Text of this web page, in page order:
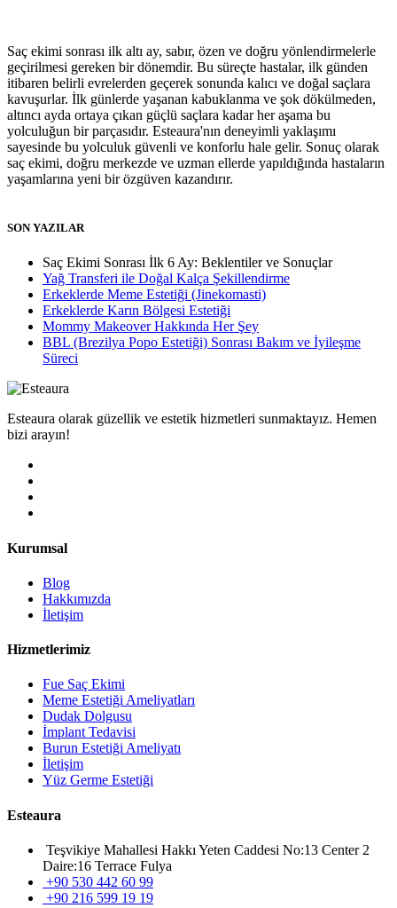
Saç ekimi sonrası ilk altı ay, sabır, özen ve doğru yönlendirmelerle
geçirilmesi gereken bir dönemdir. Bu süreçte hastalar, ilk günden
itibaren belirli evrelerden geçerek sonunda kalıcı ve doğal saçlara
kavuşurlar. İlk günlerde yaşanan kabuklanma ve şok dökülmeden,
altıncı ayda ortaya çıkan güçlü saçlara kadar her aşama bu
yolculuğun bir parçasıdır. Esteaura'nın deneyimli yaklaşımı
sayesinde bu yolculuk güvenli ve konforlu hale gelir. Sonuç olarak
saç ekimi, doğru merkezde ve uzman ellerde yapıldığında hastaların
yaşamlarına yeni bir özgüven kazandırır.
SON YAZILAR
Saç Ekimi Sonrası İlk 6 Ay: Beklentiler ve Sonuçlar
Yağ Transferi ile Doğal Kalça Şekillendirme
Erkeklerde Meme Estetiği (Jinekomasti)
Erkeklerde Karın Bölgesi Estetiği
Mommy Makeover Hakkında Her Şey
BBL (Brezilya Popo Estetiği) Sonrası Bakım ve İyileşme
Süreci
Esteaura olarak güzellik ve estetik hizmetleri sunmaktayız. Hemen
bizi arayın!
Kurumsal
Blog
Hakkımızda
İletişim
Hizmetlerimiz
Fue Saç Ekimi
Meme Estetiği Ameliyatları
Dudak Dolgusu
İmplant Tedavisi
Burun Estetiği Ameliyatı
İletişim
Yüz Germe Estetiği
Esteaura
Teşvikiye Mahallesi Hakkı Yeten Caddesi No:13 Center 2
Daire:16 Terrace Fulya
+90 530 442 60 99
+90 216 599 19 19